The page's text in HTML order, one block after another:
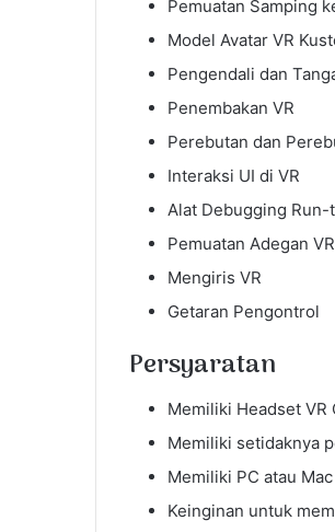
Pemuatan Samping
Model Avatar VR
Pengendali dan
Penembakan VR
Perebutan dan
Interaksi UI di VR
Alat Debugging Run-
Pemuatan Adegan VR
Mengiris VR
Getaran Pengontrol
Persyaratan
Memiliki Headset VR
Memiliki setidaknya
Memiliki PC atau
Keinginan untuk